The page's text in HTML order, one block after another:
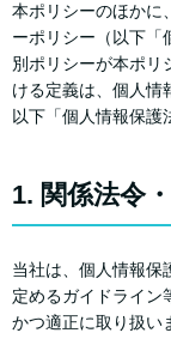
本ポリシーのほかに
ーポリシー（以下「
別ポリシーが本ポリ
ける定義は、個人情
以下「個人情報保護
1. 関係法令
当社は、個人情報保
定めるガイドライン
かつ適正に取り扱い